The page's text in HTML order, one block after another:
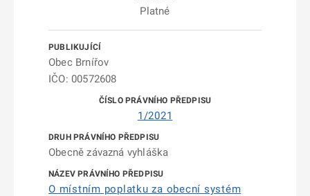
Platné
Obec Brnířov
IČO: 00572608
1/2021
Obecně závazná vyhláška
O místním poplatku za obecní systém